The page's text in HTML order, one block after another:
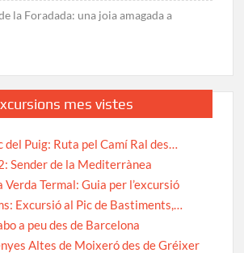
la Foradada: una joia amagada a
mes vistes
del Puig: Ruta pel Camí Ral des…
Sender de la Mediterrànea
Verda Termal: Guia per l’excursió
Excursió al Pic de Bastiments,…
a peu des de Barcelona
Altes de Moixeró des de Gréixer